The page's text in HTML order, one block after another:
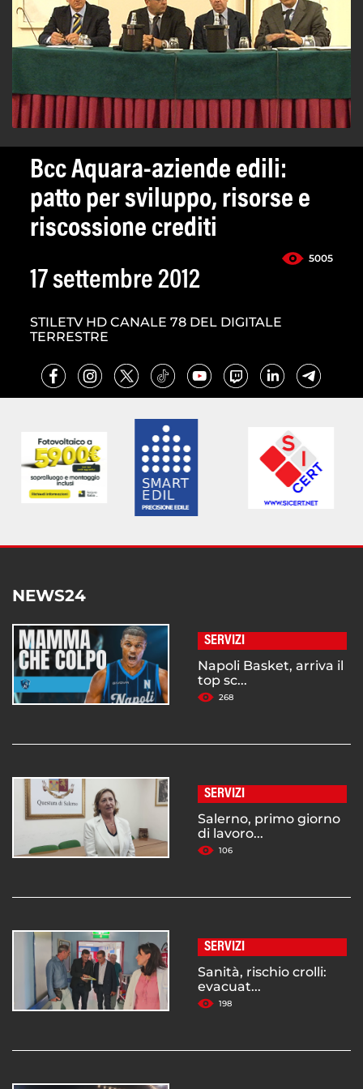
Bcc Aquara-aziende edili:
patto per sviluppo, risorse e
riscossione crediti
5005
17 settembre 2012
STILETV HD CANALE 78 DEL DIGITALE
TERRESTRE
NEWS24
SERVIZI
Napoli Basket, arriva il
top sc...
268
SERVIZI
Salerno, primo giorno
di lavoro...
106
SERVIZI
Sanità, rischio crolli:
evacuat...
198